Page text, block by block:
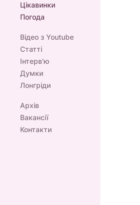
Цікавинки
Погода
Відео з Youtube
Статті
Інтерв'ю
Думки
Лонгріди
Архів
Вакансії
Контакти